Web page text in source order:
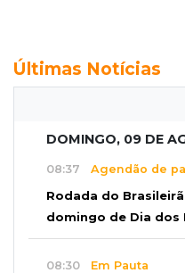
Últimas Notícias
DOMINGO, 09 DE
08:37 Agendão de
Rodada do
domingo de Dia dos
08:30 Em Pauta